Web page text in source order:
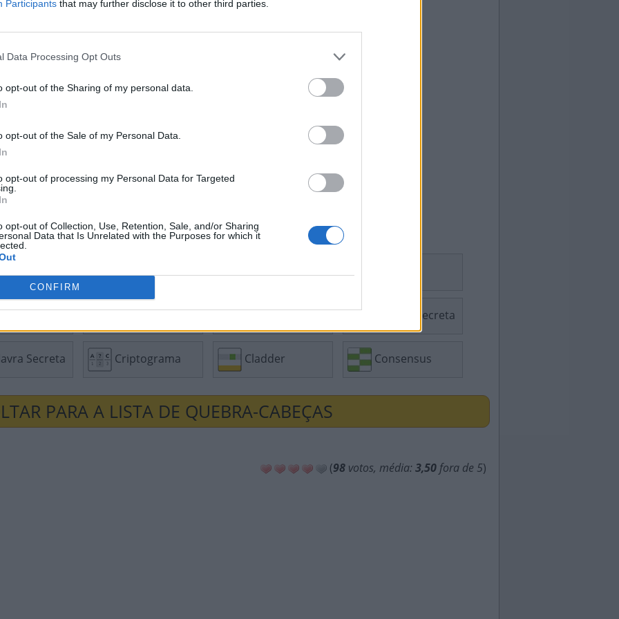
Participants that may further disclose it to other third parties.
Data Processing Opt Outs
opt-out of the Sharing of my personal data.
opt-out of the Sale of my Personal Data.
opt-out of processing my Personal Data for Targeted
opt-out of Collection, Use, Retention, Sale, and/or Sharing
Data that Is Unrelated with the Purposes for which it
CONFIRM
I
L A E
N
N
P
O S T U R
,Mantra ,Paz
Palavras Anygram Conectado Palavra Secreta
Secreta Criptograma Cladder Consensus
PARA A LISTA DE QUEBRA-CABEÇAS
(98 votos, média: 3,50 fora de 5)